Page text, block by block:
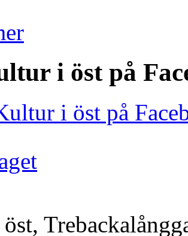
i öst på
i öst på